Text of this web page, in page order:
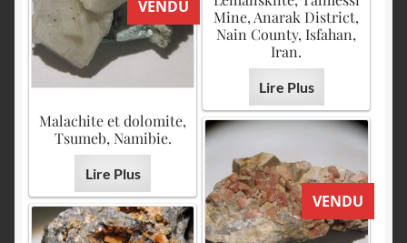
Mine, Anarak District,
Nain County, Isfahan,
Iran.
Lire Plus
VENDU
Malachite et dolomite,
Tsumeb, Namibie.
Lire Plus
VENDU